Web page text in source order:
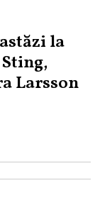
la
Larsson